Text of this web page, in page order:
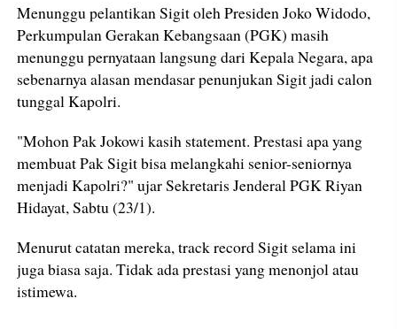
Menunggu pelantikan Sigit oleh Presiden Joko Widodo,
Perkumpulan Gerakan Kebangsaan (PGK) masih
menunggu pernyataan langsung dari Kepala Negara, apa
sebenarnya alasan mendasar penunjukan Sigit jadi calon
tunggal Kapolri.
"Mohon Pak Jokowi kasih statement. Prestasi apa yang
membuat Pak Sigit bisa melangkahi senior-seniornya
menjadi Kapolri?" ujar Sekretaris Jenderal PGK Riyan
Hidayat, Sabtu (23/1).
Menurut catatan mereka, track record Sigit selama ini
juga biasa saja. Tidak ada prestasi yang menonjol atau
istimewa.